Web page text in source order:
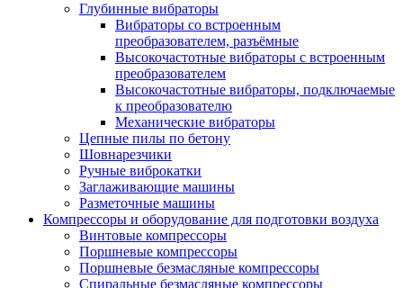
Глубинные вибраторы
Вибраторы со встроенным
преобразователем, разъёмные
Высокочастотные вибраторы с встроенным
преобразователем
Высокочастотные вибраторы, подключаемые
к преобразователю
Механические вибраторы
Цепные пилы по бетону
Шовнарезчики
Ручные виброкатки
Заглаживающие машины
Разметочные машины
Компрессоры и оборудование для подготовки воздуха
Винтовые компрессоры
Поршневые компрессоры
Поршневые безмасляные компрессоры
Спиральные безмасляные компрессоры